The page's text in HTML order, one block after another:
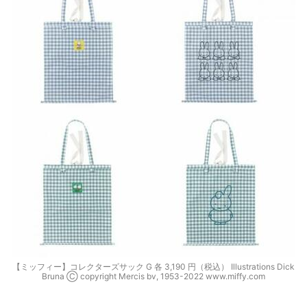
【ミッフィー】コレクターズサック G 各 3,190 円（税込） Illustrations Dick
Bruna Ⓒ copyright Mercis bv, 1953-2022 www.miffy.com